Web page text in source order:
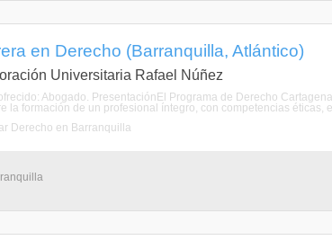
en Derecho (Barranquilla, Atlántico)
Universitaria Rafael Núñez
Abogado. PresentaciónEl Programa de Derecho
la formación de un profesional íntegro, con competencias éticas,
Derecho en Barranquilla